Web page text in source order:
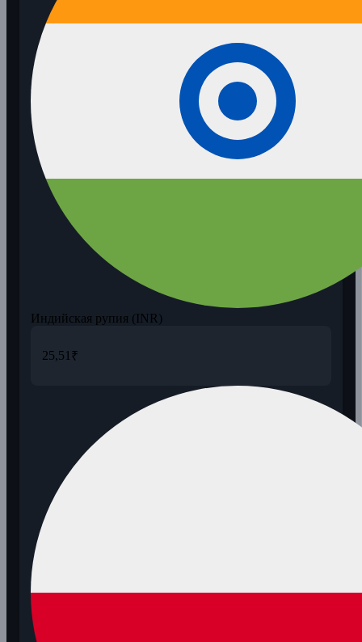
Индийская рупия (INR)
25,51 ₹